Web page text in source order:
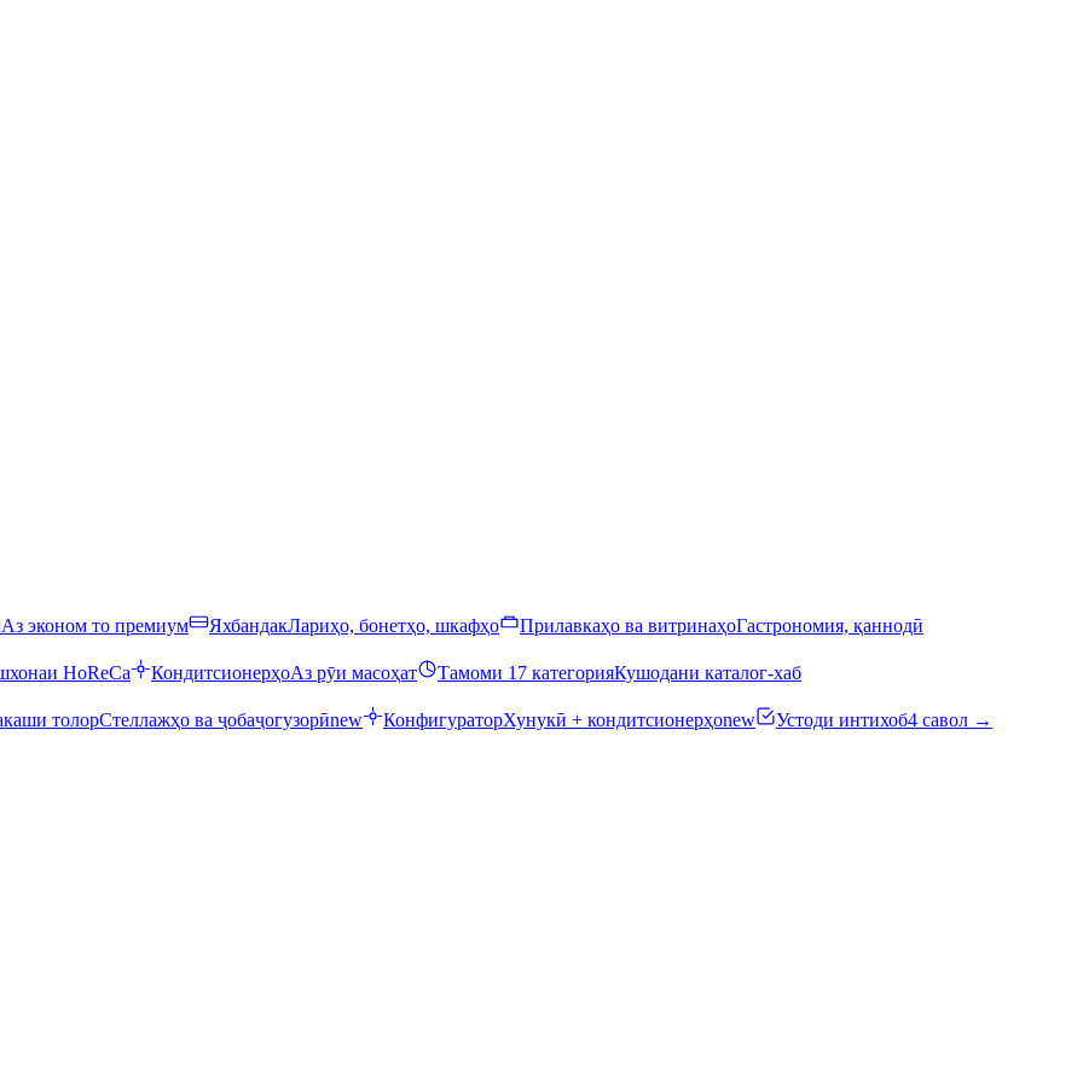
Аз эконом то премиум ЯхбандакЛариҳо, бонетҳо, шкафҳо Прилавкаҳо ва витринаҳоГастрономия, қаннодӣ
HoReCa КондитсионерҳоАз рӯи масоҳат Тамоми 17 категорияКушодани каталог-хаб
толорСтеллажҳо ва ҷобаҷогузорӣnew КонфигураторХунукӣ + кондитсионерҳоnew Устоди интихоб4 савол →